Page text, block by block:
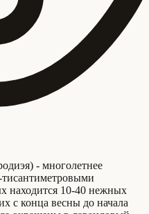
- многолетнее
тисантиметровыми
находится 10-40 нежных
с конца весны до начала